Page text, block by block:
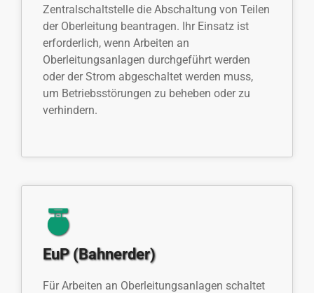
Zentralschaltstelle die Abschaltung von Teilen
der Oberleitung beantragen. Ihr Einsatz ist
erforderlich, wenn Arbeiten an
Oberleitungsanlagen durchgeführt werden
oder der Strom abgeschaltet werden muss,
um Betriebsstörungen zu beheben oder zu
verhindern.
EuP (Bahnerder)
Für Arbeiten an Oberleitungsanlagen schaltet